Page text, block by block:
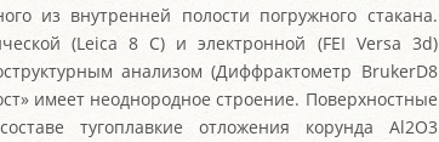
из внутренней полости погружного стакана.
(Leica 8 С) и электронной (FEI Versa 3d)
анализом (Диффрактометр BrukerD8
имеет неоднородное строение. Поверхностные
тугоплавкие отложения корунда Al2O3